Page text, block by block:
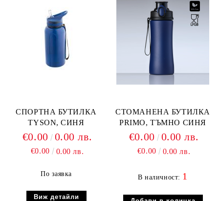
СПОРТНА БУТИЛКА
TYSON, СИНЯ
€0.00 0.00 лв.
€0.00 0.00 лв.
По заявка
Виж детайли
СТОМАНЕНА БУТИЛКА
PRIMO, ТЪМНО СИНЯ
€0.00 0.00 лв.
€0.00 0.00 лв.
В наличност: 1